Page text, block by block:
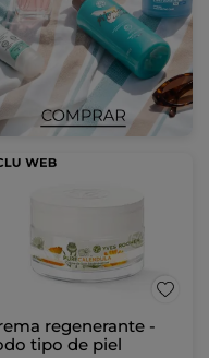
regenerante -
tipo de piel